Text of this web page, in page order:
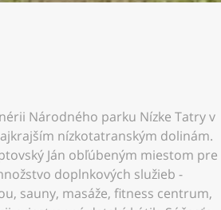
Národného parku Nízke Tatry v
nízkotatranským dolinám.
Ján obľúbeným miestom pre
doplnkových služieb -
sauny, masáže, fitness centrum,